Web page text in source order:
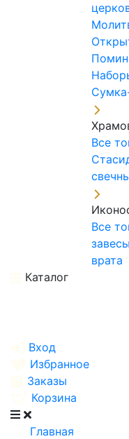
Все
Все
врата
Каталог
Вход
Избранное
Заказы
Корзина
Главная